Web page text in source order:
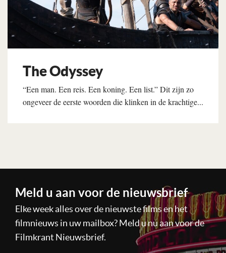
The Odyssey
“Een man. Een reis. Een koning. Een list.” Dit zijn zo
ongeveer de eerste woorden die klinken in de krachtige...
Meld u aan voor de nieuwsbrief
Elke week alles over de nieuwste films en het
filmnieuws in uw mailbox? Meld u nu aan voor de
Filmkrant Nieuwsbrief.